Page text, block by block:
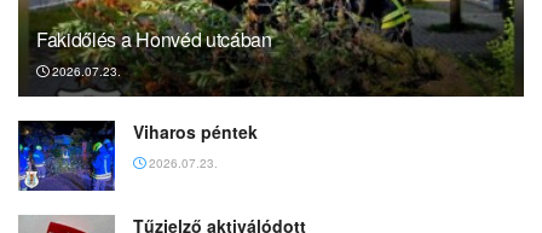
Fakidőlés a Honvéd utcában
2026.07.23.
Viharos péntek
2026.07.23.
Tűzjelző aktiválódott